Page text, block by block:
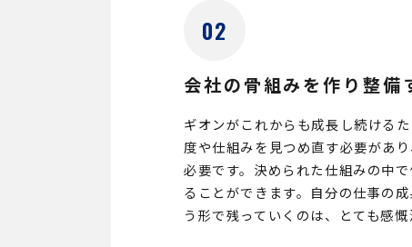
02
会社の骨組みを作り整備
ギオンがこれからも成長し続ける
度や仕組みを見つめ直す必要があ
必要です。決められた仕組みの中
ることができます。自分の仕事の
う形で残っていくのは、とても感慨